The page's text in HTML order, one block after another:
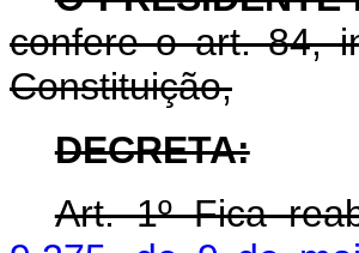
confere o art. 84,
Constituição,
DECRETA:
Art. 1º Fica